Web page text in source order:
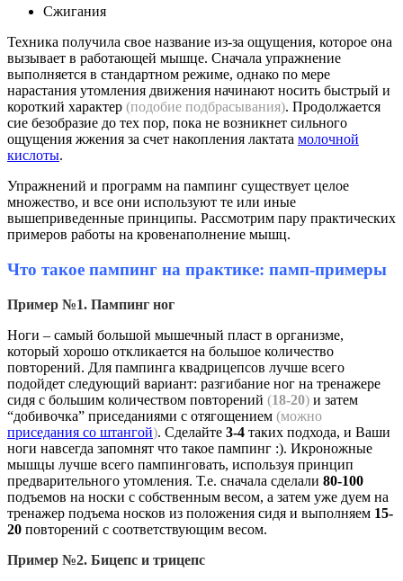
Сжигания
Техника получила свое название из-за ощущения, которое она
вызывает в работающей мышце. Сначала упражнение
выполняется в стандартном режиме, однако по мере
нарастания утомления движения начинают носить быстрый и
короткий характер (подобие подбрасывания). Продолжается
сие безобразие до тех пор, пока не возникнет сильного
ощущения жжения за счет накопления лактата молочной
кислоты.
Упражнений и программ на пампинг существует целое
множество, и все они используют те или иные
вышеприведенные принципы. Рассмотрим пару практических
примеров работы на кровенаполнение мышц.
Что такое пампинг на практике: памп-примеры
Пример №1. Пампинг ног
Ноги – самый большой мышечный пласт в организме,
который хорошо откликается на большое количество
повторений. Для пампинга квадрицепсов лучше всего
подойдет следующий вариант: разгибание ног на тренажере
сидя с большим количеством повторений (18-20) и затем
“добивочка” приседаниями с отягощением (можно
приседания со штангой). Сделайте 3-4 таких подхода, и Ваши
ноги навсегда запомнят что такое пампинг :). Икроножные
мышцы лучше всего пампинговать, используя принцип
предварительного утомления. Т.е. сначала сделали 80-100
подъемов на носки с собственным весом, а затем уже дуем на
тренажер подъема носков из положения сидя и выполняем 15-
20 повторений с соответствующим весом.
Пример №2. Бицепс и трицепс